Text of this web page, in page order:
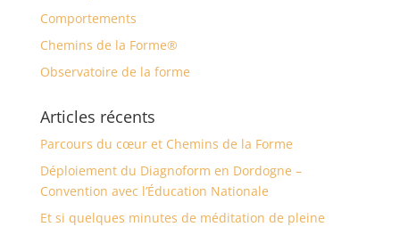
Comportements
Chemins de la Forme®
Observatoire de la forme
Articles récents
Parcours du cœur et Chemins de la Forme
Déploiement du Diagnoform en Dordogne –
Convention avec l’Éducation Nationale
Et si quelques minutes de méditation de pleine